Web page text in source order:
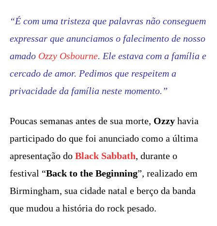
“É com uma tristeza que palavras não conseguem
expressar que anunciamos o falecimento de nosso
amado Ozzy Osbourne. Ele estava com a família e
cercado de amor. Pedimos que respeitem a
privacidade da família neste momento.”
Poucas semanas antes de sua morte, Ozzy havia
participado do que foi anunciado como a última
apresentação do Black Sabbath, durante o
festival “Back to the Beginning”, realizado em
Birmingham, sua cidade natal e berço da banda
que mudou a história do rock pesado.